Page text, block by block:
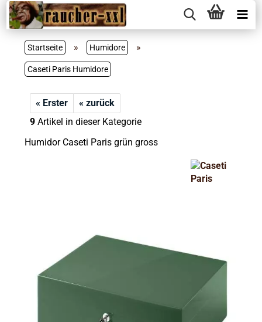
Startseite » Humidore »
Caseti Paris Humidore
« Erster
« zurück
9Artikel in dieser Kategorie
Humidor Caseti Paris grün gross